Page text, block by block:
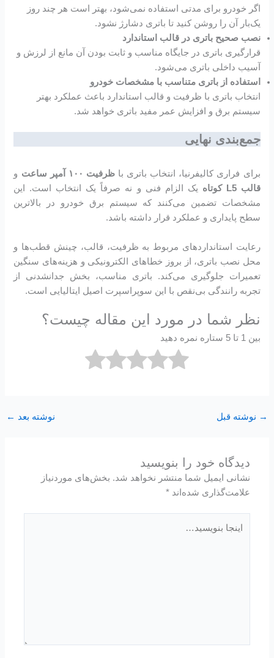
اگر خودرو برای مدتی استفاده نمی‌شود، بهتر است هر چند روز
یک‌بار آن را روشن کنید تا باتری دشارژ نشود.
نصب صحیح باتری در قالب استاندارد
قرارگیری باتری در جایگاه مناسب و ثابت بودن آن مانع از لرزش و
آسیب داخلی باتری می‌شود.
استفاده از باتری متناسب با مشخصات خودرو
انتخاب باتری با ظرفیت و قالب استاندارد باعث عملکرد بهتر
سیستم برق و افزایش عمر مفید باتری خواهد شد.
جمع‌بندی نهایی
برای فراری کالیفرنیا، انتخاب باتری باظرفیت ۱۰۰ آمپر ساعت
و
قالب L5 کوتاه
یک الزام فنی و نه صرفاً یک انتخاب است. این
مشخصات تضمین می‌کنند که سیستم برق خودرو در بالاترین
سطح پایداری و عملکرد قرار داشته باشد.
رعایت استانداردهای مربوط به ظرفیت، قالب، چینش قطب‌ها و
محل نصب باتری، از بروز خطاهای الکترونیکی و هزینه‌های سنگین
تعمیرات جلوگیری می‌کند. باتری مناسب، بخش جدانشدنی از
تجربه رانندگی بی‌نقص با این سوپراسپرت اصیل ایتالیایی است.
نظر شما در مورد این مقاله چیست؟
بین 1 تا 5 ستاره نمره دهید
→ نوشته قبل نوشته بعد ←
دیدگاه‌ خود را بنویسید
نشانی ایمیل شما منتشر نخواهد شد. بخش‌های موردنیاز
علامت‌گذاری شده‌اند*
بنویسید…